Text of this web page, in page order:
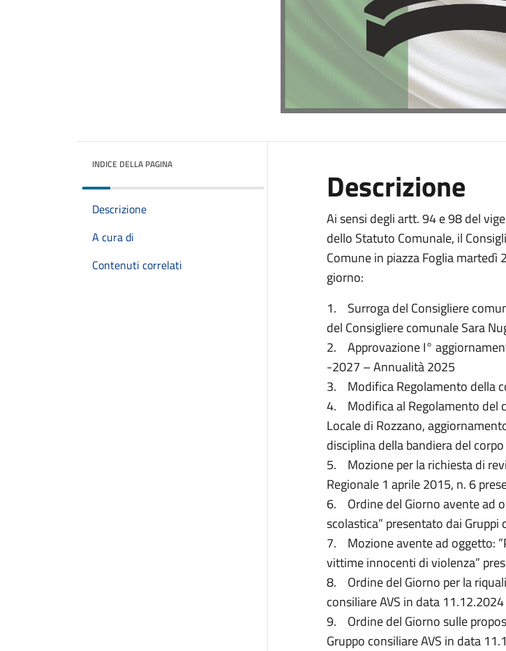
INDICE DELLA PAGINA
Descrizione
A cura di
Contenuti correlati
Descrizione
Ai sensi degli artt. 94 e 98 del
dello Statuto Comunale, il
Comune in piazza Foglia
giorno:
1. Surroga del Consigliere
del Consigliere comunale Sara
2. Approvazione I°
-2027 – Annualità 2025
3. Modifica Regolamento della
4. Modifica al Regolamento del
Locale di Rozzano,
disciplina della bandiera del
5. Mozione per la richiesta di
Regionale 1 aprile 2015, n. 6
6. Ordine del Giorno avente ad
scolastica” presentato dai
7. Mozione avente ad oggetto:
vittime innocenti di violenza”
8. Ordine del Giorno per la
consiliare AVS in data
9. Ordine del Giorno sulle
Gruppo consiliare AVS in data